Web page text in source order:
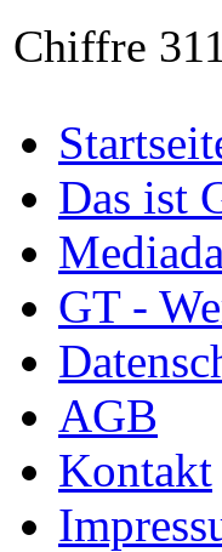
Chiffre
Das ist
GT -
AGB
Kontakt